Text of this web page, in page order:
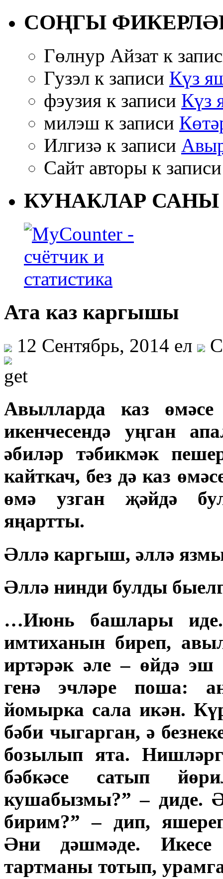
СОҢГЫ
Гөлнур Айзат к
Гузэл к записи Күз
фэузия к записи Күз
милэш к записи
Илгизә к записи
Сайт авторы к
КУНАКЛАР САНЫ
Ата каз каргышы
12 Сентябрь, 2014 ел
Авылларда каз
икенчесендә уңган
әбиләр тәбикмәк
кайткач, без дә каз
өмә узган җәйдә
яңартты.
Әллә каргыш, әллә
Әллә нинди булды
…Июнь башлары иде.
имтиханын биреп,
иртәрәк әле – өйдә
генә эчләре поша:
йомырка сала икән.
бәби чыгарган, ә
бозылып ята.
бәбкәсе сатып
кушабызмы?” – диде.
бирим?” – дип,
Әни дәшмәде. Икесе
тартманы тотып,